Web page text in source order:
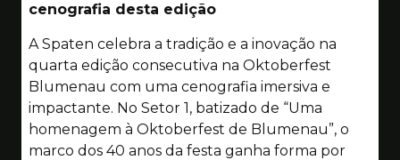
cenografia desta edição
A Spaten celebra a tradição e a inovação na
quarta edição consecutiva na Oktoberfest
Blumenau com uma cenografia imersiva e
impactante. No Setor 1, batizado de “Uma
homenagem à Oktoberfest de Blumenau”, o
marco dos 40 anos da festa ganha forma por